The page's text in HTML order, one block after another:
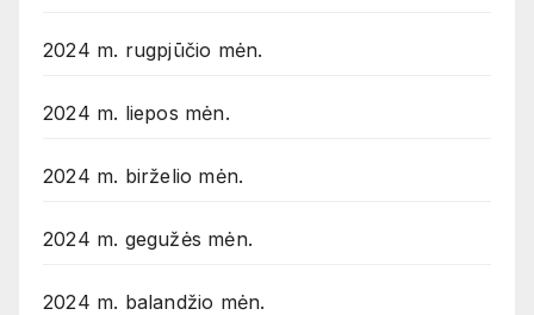
2024 m. rugpjūčio mėn.
2024 m. liepos mėn.
2024 m. birželio mėn.
2024 m. gegužės mėn.
2024 m. balandžio mėn.